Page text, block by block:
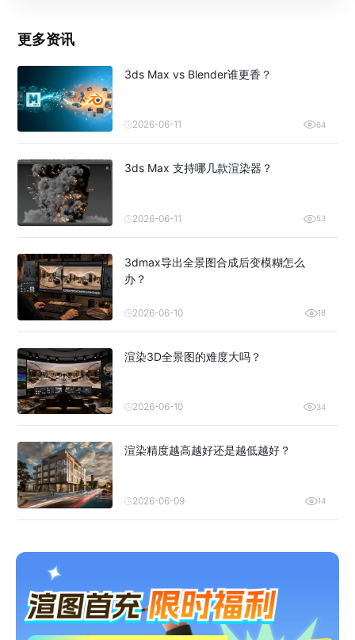
更多资讯
3ds Max vs Blender谁更香？
2026-06-11 64
3ds Max 支持哪几款渲染器？
2026-06-11 53
3dmax导出全景图合成后变模糊怎么
办？
2026-06-10 18
渲染3D全景图的难度大吗？
2026-06-10 34
渲染精度越高越好还是越低越好？
2026-06-09 14